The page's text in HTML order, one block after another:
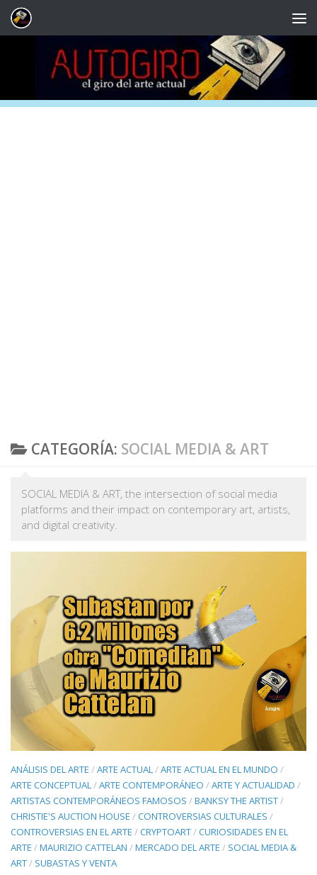
Saltar al contenido
CATEGORÍA: SOCIAL MEDIA & ART
SOCIAL MEDIA & ART, the intersection of social media
platforms and their impact on contemporary art, artists,
and digital creativity.
ANÁLISIS DEL ARTE /ARTE ACTUAL/ARTE ACTUAL EN EL MUNDO /
ARTE CONCEPTUAL/ARTE CONTEMPORÁNEO /ARTE Y ACTUALIDAD /
ARTISTAS CONTEMPORÁNEOS FAMOSOS /BANKSY THE ARTIST/
CHRISTIE'S AUCTION HOUSE /CONTROVERSIAS CULTURALES /
CONTROVERSIAS EN EL ARTE /CRYPTOART/CURIOSIDADES EN EL
ARTE /MAURIZIO CATTELAN /MERCADO DEL ARTE / SOCIAL MEDIA &
ART/ SUBASTAS Y VENTA